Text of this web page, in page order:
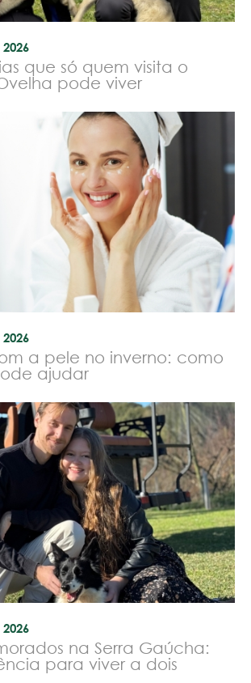
2026
que só quem visita o
pode viver
2026
a pele no inverno: como
ajudar
2026
na Serra Gaúcha:
para viver a dois